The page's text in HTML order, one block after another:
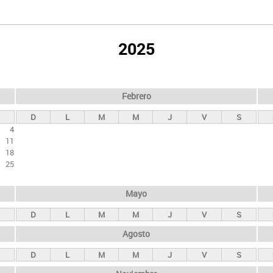
2025
4
11
18
25
Febrero
D L M M J V S
Mayo
D L M M J V S
Agosto
D L M M J V S